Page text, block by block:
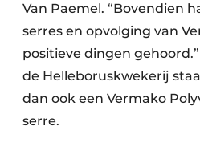
Van Paemel. “Bovendien
serres en opvolging van
positieve dingen
de Helleboruskwekerij
dan ook een Vermako
serre.